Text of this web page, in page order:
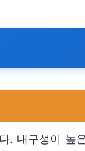
. 내구성이 높